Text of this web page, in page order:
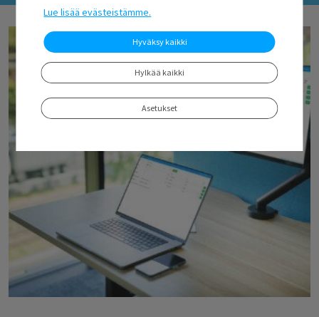
Lue lisää evästeistämme.
Hyväksy kaikki
Hylkää kaikki
Asetukset